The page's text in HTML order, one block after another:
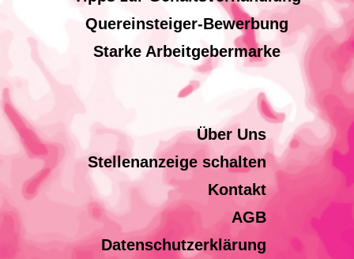
Quereinsteiger-Bewerbung
Starke Arbeitgebermarke
Über Uns
Stellenanzeige schalten
Kontakt
AGB
Datenschutzerklärung